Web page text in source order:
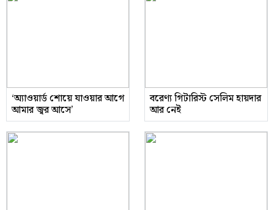
‘অ্যাওয়ার্ড শোয়ে যাওয়ার আগে
আমার জ্বর আসে’
বরেণ্য গিটারিস্ট সেলিম হায়দার
আর নেই